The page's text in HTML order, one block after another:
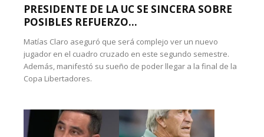
PRESIDENTE DE LA UC SE SINCERA SOBRE
POSIBLES REFUERZO...
Matías Claro aseguró que será complejo ver un nuevo
jugador en el cuadro cruzado en este segundo semestre.
Además, manifestó su sueño de poder llegar a la final de la
Copa Libertadores.